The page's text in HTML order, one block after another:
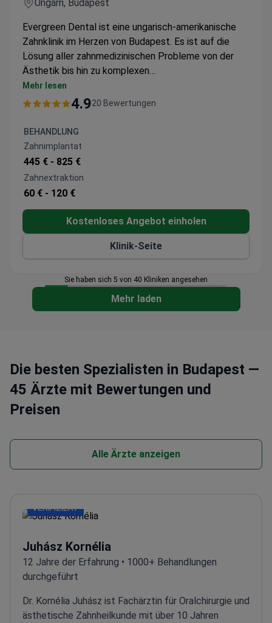
Ungarn, Budapest
Evergreen Dental ist eine ungarisch-amerikanische
Zahnklinik im Herzen von Budapest. Es ist auf die
Lösung aller zahnmedizinischen Probleme von der
Ästhetik bis hin zu komplexen
Knochentransplantationen spezialisiert. Die Klinik
wurde von Global Clinic Rating als die beste im
bewertet und wurde weltweit auf Platz 3 unter
127.000 Einrichtungen eingestuft. Die Klinik bietet
Garantien für Zahnimplantate, Füllungen, Kronen und
Veneers.
Mehr lesen
4.920 Bewertungen
BEHANDLUNG
Zahnimplantat
445 € - 825 €
Zahnextraktion
60 € - 120 €
Kostenloses Angebot einholen
Klinik-Seite
Sie haben sich 5 von 40 Kliniken angesehen
Mehr laden
Die besten Spezialisten in Budapest —
45 Ärzte mit Bewertungen und
Preisen
Alle Ärzte anzeigen
VERIFIZIERT
Juhász Kornélia
12 Jahre der Erfahrung • 1000+ Behandlungen
durchgeführt
Dr. Kornélia Juhász ist Fachärztin für Oralchirurgie und
ästhetische Zahnheilkunde mit über 10 Jahren